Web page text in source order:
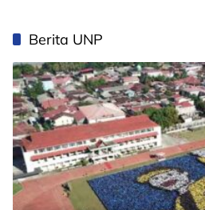
Berita UNP